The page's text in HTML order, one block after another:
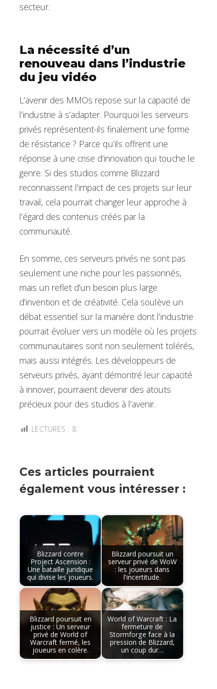
secteur.
La nécessité d’un
renouveau dans l’industrie
du jeu vidéo
L’avenir des MMOs repose sur la capacité de
l’industrie à s’adapter. Pourquoi les serveurs
privés représentent-ils finalement une forme
de résistance ? Parce qu’ils offrent une
réponse à une crise d’innovation qui touche le
genre. Si des studios comme Blizzard
reconnaissent l’impact de ces projets sur leur
travail, cela pourrait changer leur approche à
l’égard des contenus créés par la
communauté.
En somme, ces serveurs privés ne sont pas
seulement une niche pour les passionnés,
mais un reflet d’un besoin plus large
d’invention et de créativité. Cela soulève un
débat essentiel sur la manière dont l’industrie
pourrait évoluer vers un modèle où les projets
communautaires sont non seulement tolérés,
mais aussi intégrés. Les développeurs de
serveurs privés, ayant démontré leur capacité
à innover, pourraient devenir des atouts
précieux pour des studios à l’avenir.
LECTURES : 8
Ces articles pourraient
également vous intéresser :
Blizzard contre
Project Ascension :
Une bataille juridique
qui divise les joueurs.
Blizzard poursuit un
serveur privé de WoW
: les joueurs dans
l'incertitude.
Blizzard poursuit en
justice : Un serveur
privé de World of
Warcraft fermé, les
joueurs en colère.
World of Warcraft : La
fermeture de
Stormforge face à la
pression de Blizzard,
un coup dur…